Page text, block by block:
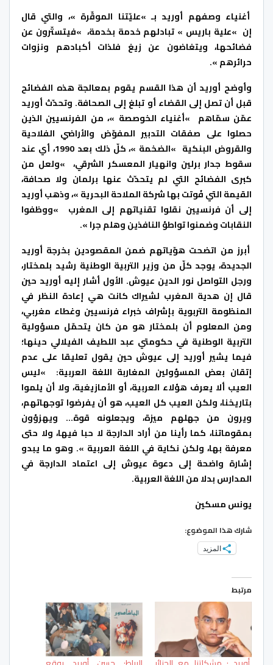
أغنياء وصفهم أوريد بـ »عليّتنا الموقّرة »، والتي قال
إن »علية باريس » تبادلهم خدمة بخدمة، »فيتستّرون عن
فضائحها، ويتغاضون عن زيغ فلذات أكبادهم ونزوات
حرائرهم ».
وأوضح أوريد أن هذا القسم يقوم بمعالجة هذه الفضائح
قبل أن تصل إلى القضاء أو تبلغ إلى الصحافة. وتحدّث أوريد
عمّن سمّاهم »أغنياء الخوصصة »، من الفرنسيين الذين
حصلوا على صفقات التدبير المفوّض والأراضي الفلاحية
والقروض البنكية »الضخمة »، كلّ ذلك بعد 1990، أي عند
سقوط جدار برلين وانهيار المعسكر الشرقي، »ولعل من
كبرى الفضائح التي لم يتحدّث عنها برلمان ولا صحافة،
القيمة التي فُوتت بها شركة الملاحة البحرية »، وذهب أوريد
إلى أن فرنسيين نقلوا تقنياتهم إلى المغرب »ووظفوا
النقابات وضمنوا تواطؤ النافذين وهلم جرا ».
أبرز من اتضحت هوّياتهم ضمن المقصودين بخرجة أوريد
الجديدة، يوجد كلّ من وزير التربية الوطنية رشيد بلمختار،
ورجل التواصل نور الدين عيوش. الأول أشار إليه أوريد حين
قال إن هدية المغرب لشيراك كانت هي إعادة النظر في
المنظومة التربوية بإشراف خبراء فرنسيين وغطاء مغربي،
ومن المعلوم أن بلمختار هو من كان يتحمّل مسؤولية
التربية الوطنية في حكومتي عبد اللطيف الفيلالي حينها؛
فيما يشير أوريد إلى عيوش حين يقول تعليقا على عدم
إتقان بعض المسؤولين المغاربة اللغة العربية: »ليس
العيب ألا يعرف هؤلاء العربية، أو الأمازيغية، ولا أن يلموا
بتاريخنا، ولكن العيب كل العيب، هو أن يفرضوا توجهاتهم،
ويرون من جهلهم ميزة، ويجعلونه قوة… ويهزؤون
بمقوماتنا، كما رأينا من أراد الدارجة لا حبا فيها، ولا حتى
معرفة بها، ولكن نكاية في اللغة العربية ». وهو ما يبدو
إشارة واضحة إلى دعوة عيوش إلى اعتماد الدارجة في
المدارس بدلا من اللغة العربية.
يونس مسكين
شارك هذا الموضوع:
المزيد
مرتبط